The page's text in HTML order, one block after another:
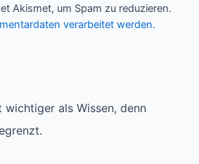
Akismet, um Spam zu reduzieren.
verarbeitet werden.
wichtiger als Wissen, denn